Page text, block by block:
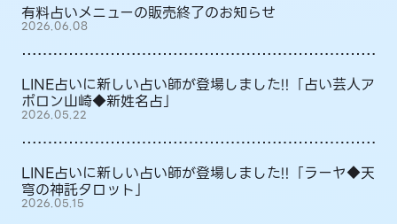
有料占いメニューの販売終了のお知らせ
2026.06.08
LINE占いに新しい占い師が登場しました!!「占い芸人ア
ポロン山崎◆新姓名占」
2026.05.22
LINE占いに新しい占い師が登場しました!!「ラーヤ◆天
穹の神託タロット」
2026.05.15